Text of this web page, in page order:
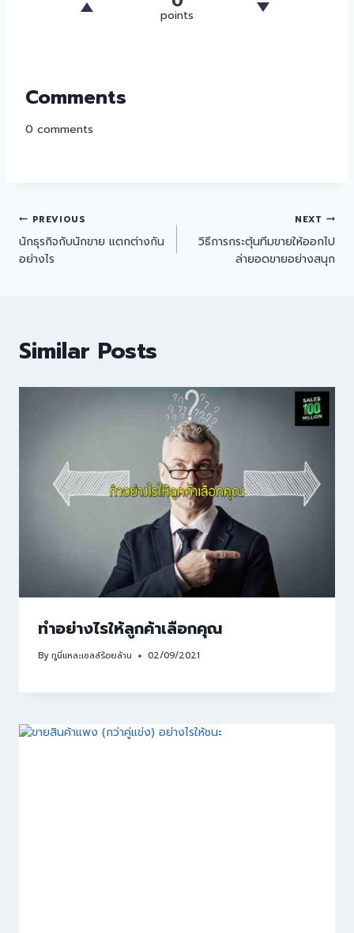
points
Comments
0 comments
PREVIOUS
นักธุรกิจกับนักขาย แตกต่างกัน
อย่างไร
NEXT
วิธีการกระตุ้นทีมขายให้ออกไป
ล่ายอดขายอย่างสนุก
Similar Posts
ทำอย่างไรให้ลูกค้าเลือกคุณ
Byกูนี่แหละเซลล์ร้อยล้าน 02/09/2021